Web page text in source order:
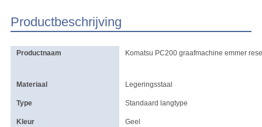
Productbeschrijving
Productnaam Komatsu PC200 graafmachine emmer
Materiaal Legeringsstaal
Type Standaard langtype
Kleur Geel